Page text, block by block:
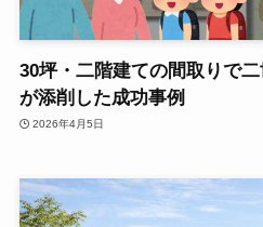
30坪・二階建ての間取りで
が添削した成功事例
2026年4月5日